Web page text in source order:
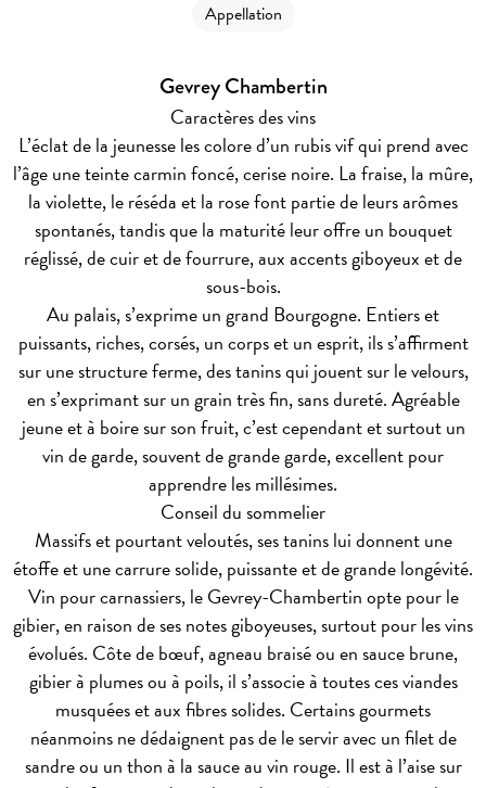
Appellation
Gevrey Chambertin
Caractères des vins
L’éclat de la jeunesse les colore d’un rubis vif qui prend avec
l’âge une teinte carmin foncé, cerise noire. La fraise, la mûre,
la violette, le réséda et la rose font partie de leurs arômes
spontanés, tandis que la maturité leur offre un bouquet
réglissé, de cuir et de fourrure, aux accents giboyeux et de
sous-bois.
Au palais, s’exprime un grand Bourgogne. Entiers et
puissants, riches, corsés, un corps et un esprit, ils s’affirment
sur une structure ferme, des tanins qui jouent sur le velours,
en s’exprimant sur un grain très fin, sans dureté. Agréable
jeune et à boire sur son fruit, c’est cependant et surtout un
vin de garde, souvent de grande garde, excellent pour
apprendre les millésimes.
Conseil du sommelier
Massifs et pourtant veloutés, ses tanins lui donnent une
étoffe et une carrure solide, puissante et de grande longévité.
Vin pour carnassiers, le Gevrey-Chambertin opte pour le
gibier, en raison de ses notes giboyeuses, surtout pour les vins
évolués. Côte de bœuf, agneau braisé ou en sauce brune,
gibier à plumes ou à poils, il s’associe à toutes ces viandes
musquées et aux fibres solides. Certains gourmets
néanmoins ne dédaignent pas de le servir avec un filet de
sandre ou un thon à la sauce au vin rouge. Il est à l’aise sur